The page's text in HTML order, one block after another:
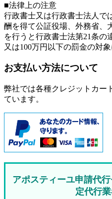
■法律上の注意
行政書士又は行政書士法人で
酬を得て公証役場、外務省、
を行うと行政書士法第21条の
又は100万円以下の罰金の対象
お支払い方法について
弊社では各種クレジットカー
ています。
アポスティーユ申請代
定代行業